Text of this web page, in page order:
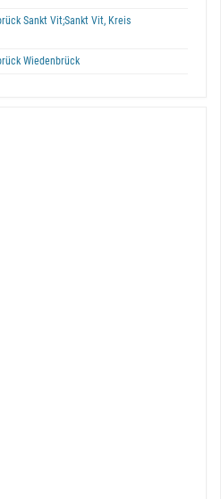
Sankt Vit;Sankt Vit, Kreis
Wiedenbrück